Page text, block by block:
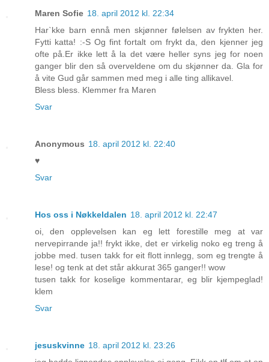
Maren Sofie 18. april 2012 kl. 22:34
Har`kke barn ennå men skjønner følelsen av frykten her.
Fytti katta! :-S Og fint fortalt om frykt da, den kjenner jeg
ofte på.Er ikke lett å la det være heller syns jeg for noen
ganger blir den så overveldene om du skjønner da. Gla for
å vite Gud går sammen med meg i alle ting allikavel.
Bless bless. Klemmer fra Maren
Svar
Anonymous 18. april 2012 kl. 22:40
♥
Svar
Hos oss i Nøkkeldalen 18. april 2012 kl. 22:47
oi, den opplevelsen kan eg lett forestille meg at var
nervepirrande ja!! frykt ikke, det er virkelig noko eg treng å
jobbe med. tusen takk for eit flott innlegg, som eg trengte å
lese! og tenk at det står akkurat 365 ganger!! wow
tusen takk for koselige kommentarar, eg blir kjempeglad!
klem
Svar
jesuskvinne 18. april 2012 kl. 23:26